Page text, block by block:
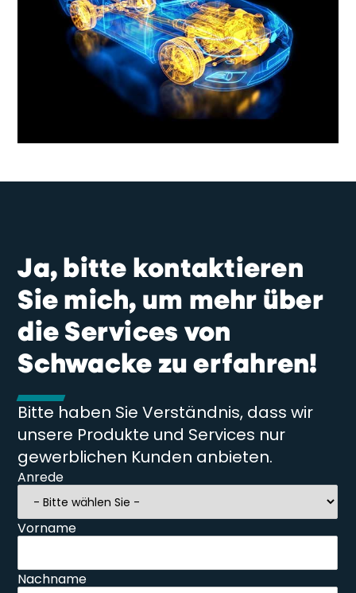
Ja, bitte kontaktieren
Sie mich, um mehr über
die Services von
Schwacke zu erfahren!